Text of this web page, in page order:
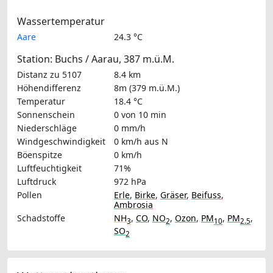
Wassertemperatur
Aare 24.3 °C
Station: Buchs / Aarau, 387 m.ü.M.
Distanz zu 5107
8.4 km
Höhendifferenz
8m (379 m.ü.M.)
Temperatur
18.4 °C
Sonnenschein
0 von 10 min
Niederschläge
0 mm/h
Windgeschwindigkeit
0 km/h aus N
Böenspitze
0 km/h
Luftfeuchtigkeit
71%
Luftdruck
972 hPa
Pollen
Erle, Birke, Gräser, Beifuss,
Ambrosia
Schadstoffe
NH3, CO, NO2, Ozon, PM10, PM2.5,
SO2